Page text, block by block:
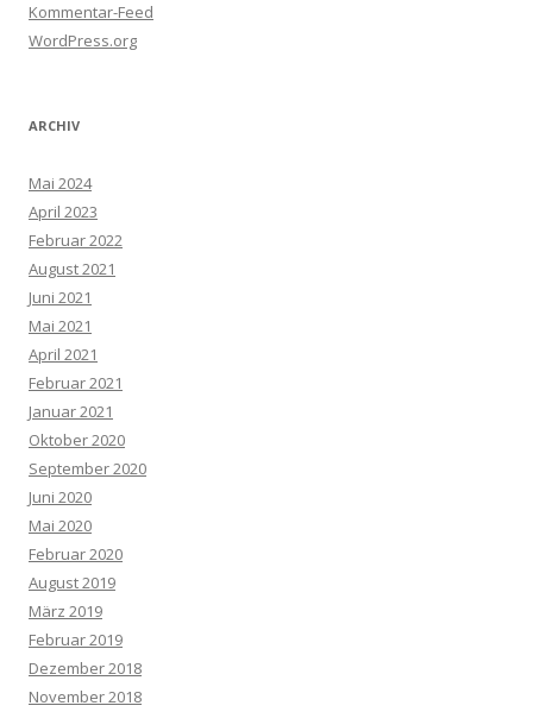
Kommentar-Feed
WordPress.org
ARCHIV
Mai 2024
April 2023
Februar 2022
August 2021
Juni 2021
Mai 2021
April 2021
Februar 2021
Januar 2021
Oktober 2020
September 2020
Juni 2020
Mai 2020
Februar 2020
August 2019
März 2019
Februar 2019
Dezember 2018
November 2018